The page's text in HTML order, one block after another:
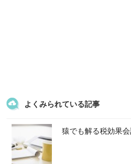
よくみられている記事
猿でも解る税効果